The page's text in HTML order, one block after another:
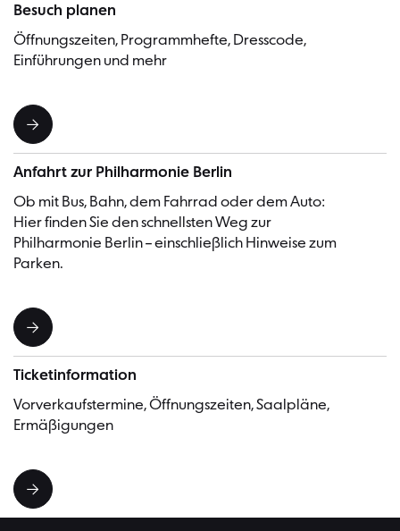
Besuch planen
Öffnungszeiten, Programmhefte, Dresscode,
Einführungen und mehr
Anfahrt zur Philharmonie Berlin
Ob mit Bus, Bahn, dem Fahrrad oder dem Auto:
Hier finden Sie den schnellsten Weg zur
Philharmonie Berlin – einschließlich Hinweise zum
Parken.
Ticketinformation
Vorverkaufstermine, Öffnungszeiten, Saalpläne,
Ermäßigungen